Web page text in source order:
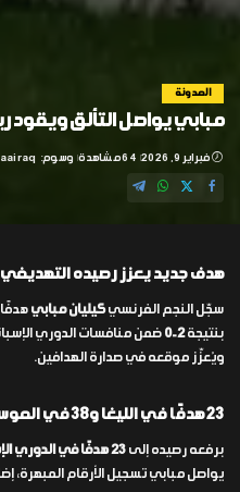
المدونة
مبابي يواصل التألق ويقود
فبراير 9, 2026 64 مشاهدة وسوم:
هدف جديد يعزز رصيده التهديفي
سجّل النجم الفرنسيكيليان مبابي
بنتيجة2-0
ضمن منافسات الدوري
ويُعزّز موقعه في صدارة الهدافين.
23 هدفًا في الليغا و38 في الموسم
برفعه رصيده إلى 23 هدفًا في الدوري الإسباني
يواصل مبابي تسجيل الأرقام المبهرة،